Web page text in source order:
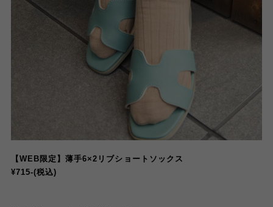
【WEB限定】薄手6×2リブショートソックス
¥715-(税込)